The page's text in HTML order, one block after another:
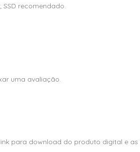
recomendado.
uma avaliação.
para download do produto digital e